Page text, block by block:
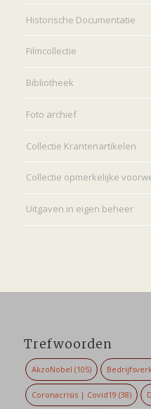
Historische Documentatie
Filmcollectie
Bibliotheek
Foto archief
Collectie Krantenartikelen
Collectie opmerkelijke
Uitgaven in eigen beheer
Trefwoorden
AkzoNobel (105)
Coronacrisis | Covid19 (38)